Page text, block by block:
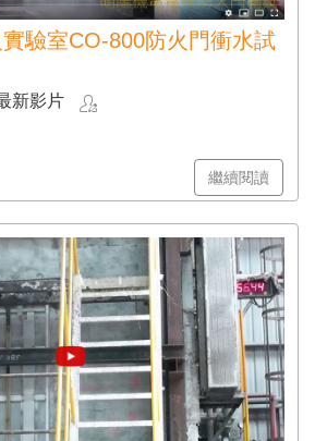
驗室CO-800防火門衝水試
新影片
繼續閱讀